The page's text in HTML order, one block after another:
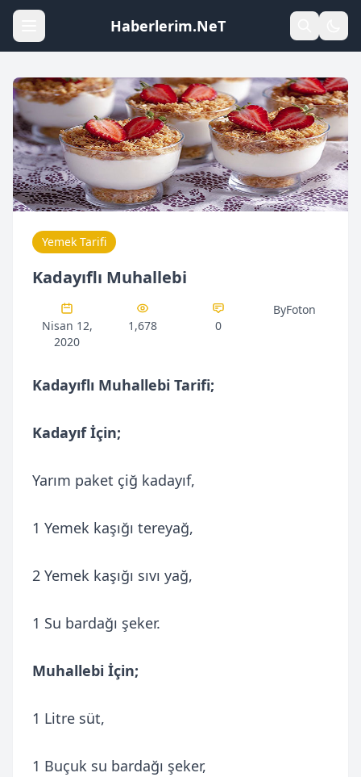
Haberlerim.NeT
Yemek Tarifi
Kadayıflı Muhallebi
Nisan 12,
2020
1,678 0
ByFoton
Kadayıflı Muhallebi Tarifi;
Kadayıf İçin;
Yarım paket çiğ kadayıf,
1 Yemek kaşığı tereyağ,
2 Yemek kaşığı sıvı yağ,
1 Su bardağı şeker.
Muhallebi İçin;
1 Litre süt,
1 Buçuk su bardağı şeker,